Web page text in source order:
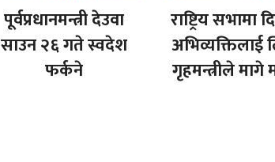
पूर्वप्रधानमन्त्री देउवा
साउन २६ गते स्वदेश
फर्कने
राष्ट्रिय सभामा
अभिव्यक्तिलाई
गृहमन्त्रीले मागे